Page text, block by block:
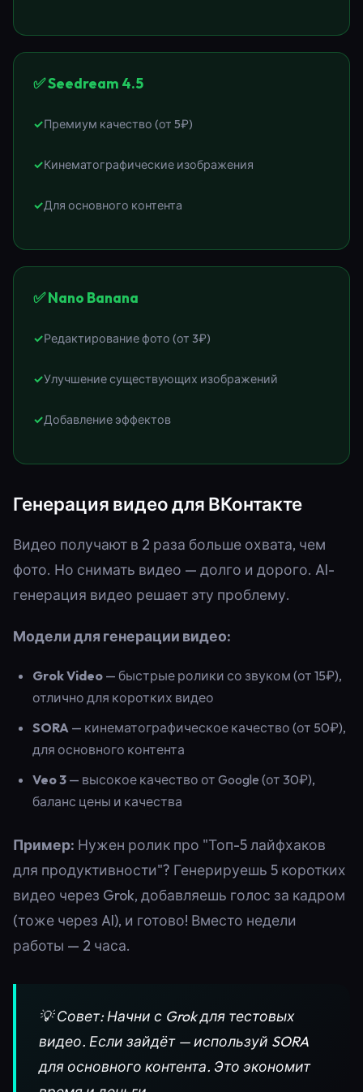
✅ Seedream 4.5
Премиум качество (от 5₽)
Кинематографические изображения
Для основного контента
✅ Nano Banana
Редактирование фото (от 3₽)
Улучшение существующих изображений
Добавление эффектов
Генерация видео для ВКонтакте
Видео получают в 2 раза больше охвата, чем
фото. Но снимать видео — долго и дорого. AI-
генерация видео решает эту проблему.
Модели для генерации видео:
Grok Video — быстрые ролики со звуком (от 15₽),
отлично для коротких видео
SORA — кинематографическое качество (от 50₽),
для основного контента
Veo 3 — высокое качество от Google (от 30₽),
баланс цены и качества
Пример: Нужен ролик про "Топ-5 лайфхаков
для продуктивности"? Генерируешь 5 коротких
видео через Grok, добавляешь голос за кадром
(тоже через AI), и готово! Вместо недели
работы — 2 часа.
💡 Совет: Начни с Grok для тестовых
видео. Если зайдёт — используй SORA
для основного контента. Это экономит